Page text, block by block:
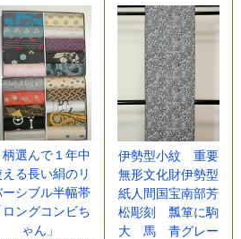
柄選んで１年中
える長い絹のリ
ーシブル半幅帯
ロングコンビち
ゃん」
伊勢型小紋 重要
無形文化財伊勢型
紙人間国宝南部芳
松彫刻 瓢箪に駒
大 馬 青グレー